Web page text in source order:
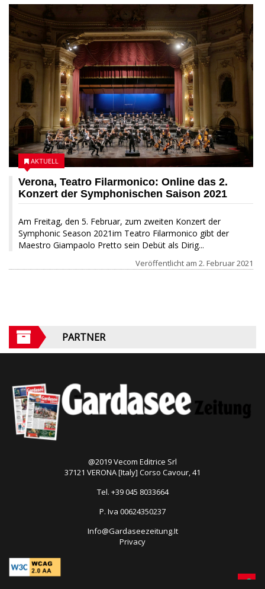
Verona, Teatro Filarmonico: Online das 2.
Konzert der Symphonischen Saison 2021
Am Freitag, den 5. Februar, zum zweiten Konzert der
Symphonic Season 2021im Teatro Filarmonico gibt der
Maestro Giampaolo Pretto sein Debüt als Dirig...
AKTUELL
Veröffentlicht am 2. Februar 2021
PARTNER
@2019 Vecom Editrice Srl
37121 VERONA [Italy] Corso Cavour, 41
Tel. +39 045 8033664
P. Iva 00624350237
Info@Gardaseezeitung.It
Privacy